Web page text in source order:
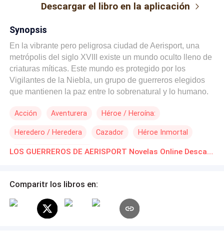
Descargar el libro en la aplicación
Synopsis
En la vibrante pero peligrosa ciudad de Aerisport, una
metrópolis del siglo XVIII existe un mundo oculto lleno de
criaturas míticas. Este mundo es protegido por los
Vigilantes de la Niebla, un grupo de guerreros elegidos
que mantienen la paz entre lo sobrenatural y lo humano.
con exponer esta dimensión mágica, tres jóvenes se ven
realidades. Kael, un guerrero marcado por un pasado
trágico, lucha por redimir sus errores mientras lidera a los
Draven, un carismático pero enigmático ladrón, parece
que acechan en Aerisport. Juntos enfrentan un triángulo
de secretos, pasiones y traiciones, mientras las líneas
Acción Aventurera Héroe / Heroína:
Heredero / Heredera Cazador Héroe Inmortal
Construcción de Poder LOS GUERREROS DE AERISPORT Novelas Online Descarga gratuita de PDF
Comparitr los libros en: